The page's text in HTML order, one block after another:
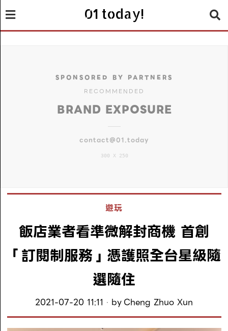
01 today!
SPONSORED BY PARTNERS
RECOMMENDED
BRAND EXPOSURE
contact@01.today
300 X 250
遊玩
飯店業者看準微解封商機 首創
「訂閱制服務」憑護照全台星級隨
選隨住
2021-07-20 11:11 by Cheng Zhuo Xun